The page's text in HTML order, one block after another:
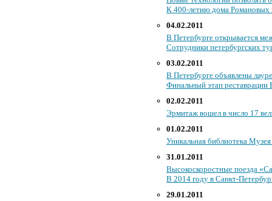
К 400-летию дома Романовых
04.02.2011
В Петербурге открывается
Сотрудники петербургских
03.02.2011
В Петербурге объявлены
Финальный этап реставрации
02.02.2011
Эрмитаж вошел в число 17
01.02.2011
Уникальная библиотека
31.01.2011
Высокоскоростные поезда
В 2014 году в Санкт-
29.01.2011